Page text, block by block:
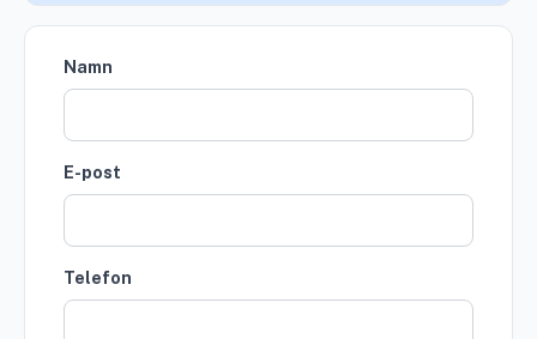
Namn
E-post
Telefon